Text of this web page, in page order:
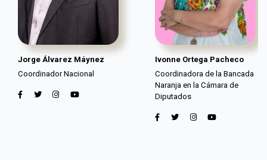
Jorge Álvarez Máynez
Coordinador Nacional
Ivonne Ortega Pacheco
Coordinadora de la Bancada
Naranja en la Cámara de
Diputados